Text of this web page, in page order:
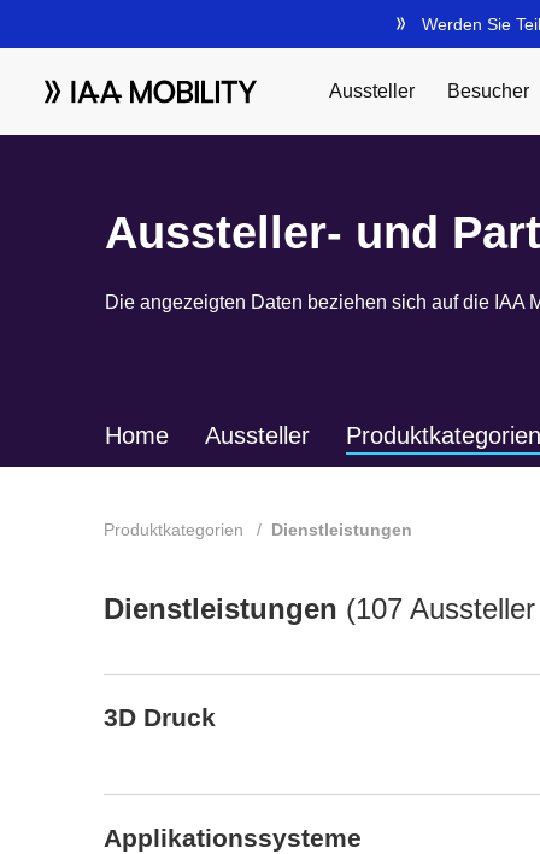
Aussteller- und
Die angezeigten Daten beziehen sich auf die IAA
Home Aussteller Produktkategorien
Produktkategorien Dienstleistungen
Dienstleistungen (107 Aussteller
3D Druck
Applikationssysteme